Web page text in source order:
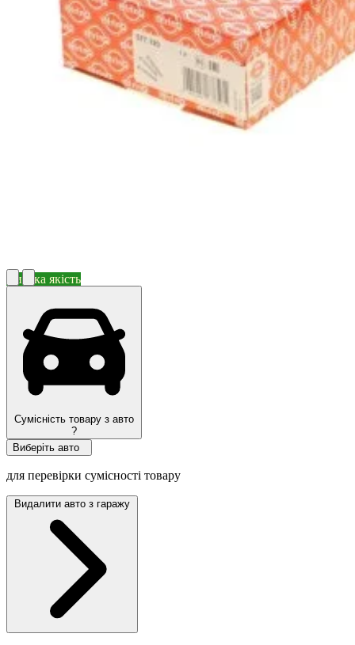
Висока якість
Сумісність товару з авто
?
Виберіть авто
для перевірки сумісності товару
Видалити авто з гаражу